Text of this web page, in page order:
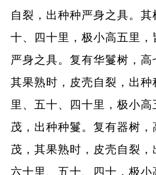
自裂，出种种严身之具。
十、四十里，极小高五里
严身之具。复有华鬘树，高
其果熟时，皮壳自裂，出
里、五十、四十里，极小
茂，出种种鬘。复有器树
茂，其果熟时，皮壳自裂
六十里、五十、四十，极